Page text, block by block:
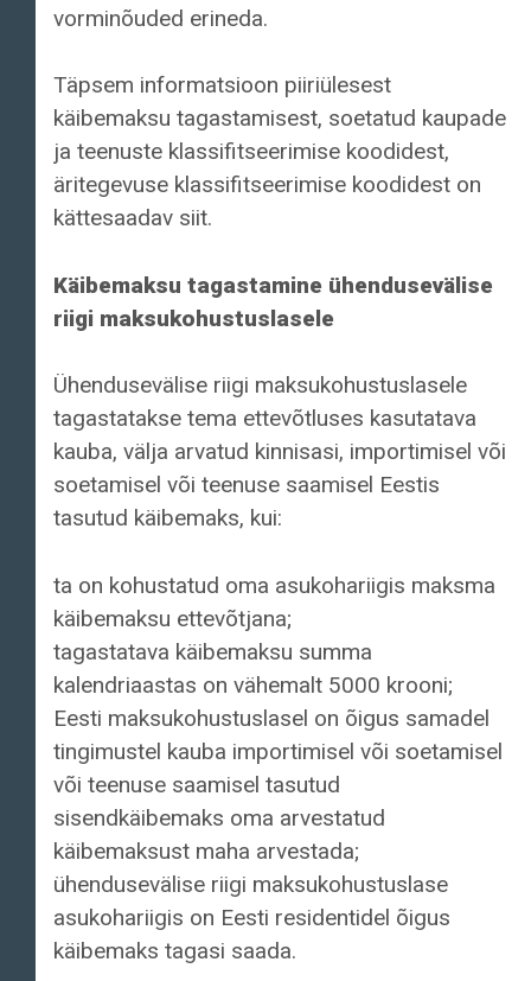
vorminõuded erineda.
Täpsem informatsioon piiriülesest
käibemaksu tagastamisest, soetatud kaupade
ja teenuste klassifitseerimise koodidest,
äritegevuse klassifitseerimise koodidest on
kättesaadav siit.
Käibemaksu tagastamine ühendusevälise
riigi maksukohustuslasele
Ühendusevälise riigi maksukohustuslasele
tagastatakse tema ettevõtluses kasutatava
kauba, välja arvatud kinnisasi, importimisel või
soetamisel või teenuse saamisel Eestis
tasutud käibemaks, kui:
ta on kohustatud oma asukohariigis maksma
käibemaksu ettevõtjana;
tagastatava käibemaksu summa
kalendriaastas on vähemalt 5000 krooni;
Eesti maksukohustuslasel on õigus samadel
tingimustel kauba importimisel või soetamisel
või teenuse saamisel tasutud
sisendkäibemaks oma arvestatud
käibemaksust maha arvestada;
ühendusevälise riigi maksukohustuslase
asukohariigis on Eesti residentidel õigus
käibemaks tagasi saada.